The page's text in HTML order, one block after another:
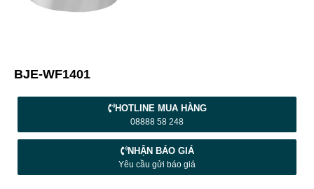
BJE-WF1401
HOTLINE MUA HÀNG
08888 58 248
NHẬN BÁO GIÁ
Yêu cầu gửi báo giá